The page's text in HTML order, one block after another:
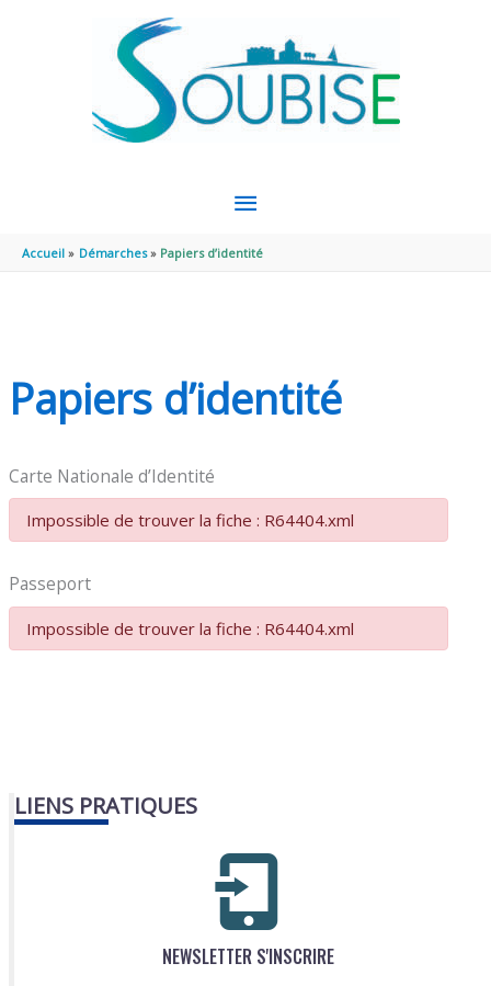
MENU
PRINCIPAL
Accueil Démarches Papiers d’identité
Papiers d’identité
Carte Nationale d’Identité
Impossible de trouver la fiche : R64404.xml
Passeport
Impossible de trouver la fiche : R64404.xml
LIENS PRATIQUES
NEWSLETTER S'INSCRIRE